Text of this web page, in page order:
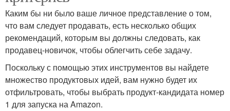
Каким бы ни было ваше личное представление о том,
что вам следует продавать, есть несколько общих
рекомендаций, которым вы должны следовать, как
продавец-новичок, чтобы облегчить себе задачу.
Поскольку с помощью этих инструментов вы найдете
множество продуктовых идей, вам нужно будет их
отфильтровать, чтобы выбрать продукт-кандидата номер
1 для запуска на Amazon.